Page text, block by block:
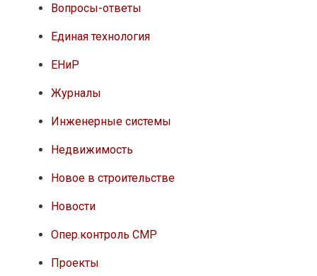
Вопросы-ответы
Единая технология
ЕНиР
Журналы
Инженерные системы
Недвижимость
Новое в строительстве
Новости
Опер.контроль СМР
Проекты